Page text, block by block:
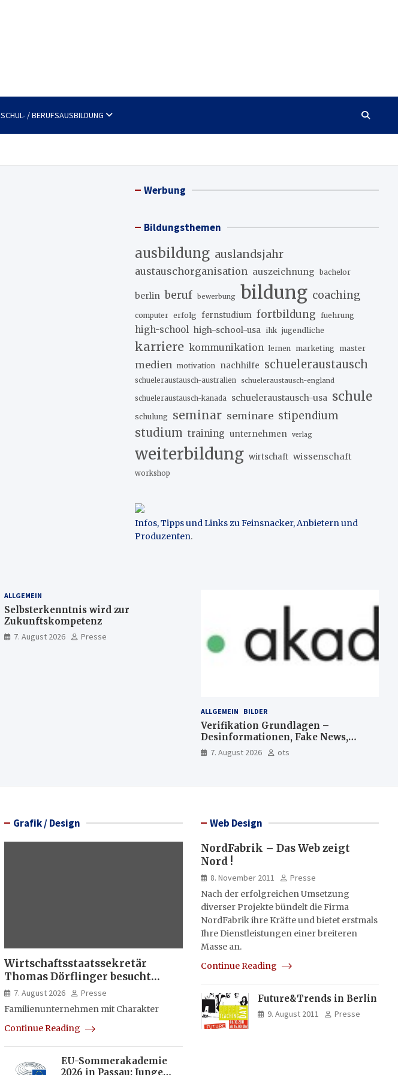
SCHUL- / BERUFSAUSBILDUNG
Werbung
Bildungsthemen
ausbildung auslandsjahr
austauschorganisation auszeichnung bachelor
berlin beruf bewerbung bildung coaching
computer erfolg fernstudium fortbildung fuehrung
high-school high-school-usa ihk jugendliche
karriere kommunikation lernen marketing master
medien motivation nachhilfe schueleraustausch
schueleraustausch-australien schueleraustausch-england
schueleraustausch-kanada schueleraustausch-usa schule
schulung seminar seminare stipendium
studium training unternehmen verlag
weiterbildung wirtschaft wissenschaft
workshop
Infos, Tipps und Links zu Feinsnacker, Anbietern und
Produzenten.
ALLGEMEIN
Selbsterkenntnis wird zur
Zukunftskompetenz
7. August 2026 Presse
ALLGEMEIN BILDER
Verifikation Grundlagen –
Desinformationen, Fake News,
manipulierte Inhalte | dpa-
Akademie
7. August 2026 ots
Grafik / Design
Wirtschaftsstaatssekretär
Thomas Dörflinger besucht
Handwerksbetrieb im
Kammerbezirk Freiburg
7. August 2026
Presse
Familienunternehmen mit Charakter
Continue Reading
EU-Sommerakademie
2026 in Passau: Junge
Web Design
NordFabrik – Das Web zeigt
Nord !
8. November 2011
Presse
Nach der erfolgreichen Umsetzung
diverser Projekte bündelt die Firma
NordFabrik ihre Kräfte und bietet erstmals
Ihre Dienstleistungen einer breiteren
Masse an.
Continue Reading
Future&Trends in Berlin
9. August 2011 Presse